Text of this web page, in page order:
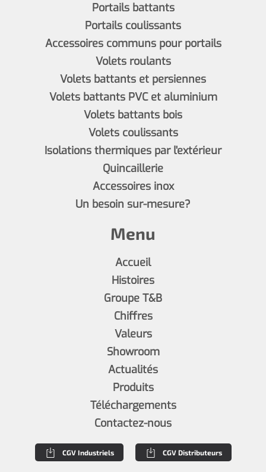
Portails battants
Portails coulissants
Accessoires communs pour portails
Volets roulants
Volets battants et persiennes
Volets battants PVC et aluminium
Volets battants bois
Volets coulissants
Isolations thermiques par l'extérieur
Quincaillerie
Accessoires inox
Un besoin sur-mesure?
Menu
Accueil
Histoires
Groupe T&B
Chiffres
Valeurs
Showroom
Actualités
Produits
Téléchargements
Contactez-nous
CGV Industriels CGV Distributeurs